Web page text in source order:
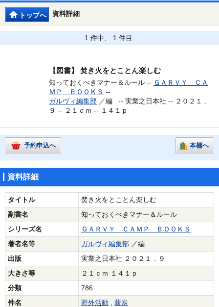
資料詳細
トップへ
1 件中、 1 件目
【図書】 焚き火をとことん楽しむ
知っておくべきマナー＆ルール -- ＧＡＲＶＹ ＣＡ
ＭＰ ＢＯＯＫＳ --
ガルヴィ編集部 ／編 -- 実業之日本社 -- ２０２１．
９ -- ２１ｃｍ -- １４１ｐ
予約申込へ 本棚へ
資料詳細
タイトル
焚き火をとことん楽しむ
副書名
知っておくべきマナー＆ルール
シリーズ名
ＧＡＲＶＹ ＣＡＭＰ ＢＯＯＫＳ
著者名等
ガルヴィ編集部 ／編
出版
実業之日本社 ２０２１．９
大きさ等
２１ｃｍ １４１ｐ
分類
786
件名
野外活動 , 薪炭